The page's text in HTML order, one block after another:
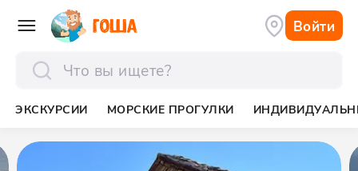
Войти
ЭКСКУРСИИ МОРСКИЕ ПРОГУЛКИ